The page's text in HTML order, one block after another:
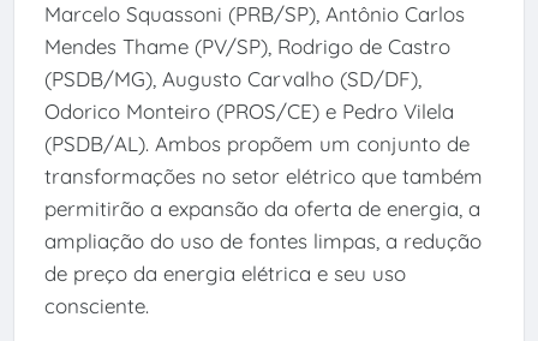
Marcelo Squassoni (PRB/SP), Antônio Carlos
Mendes Thame (PV/SP), Rodrigo de Castro
(PSDB/MG), Augusto Carvalho (SD/DF),
Odorico Monteiro (PROS/CE) e Pedro Vilela
(PSDB/AL). Ambos propõem um conjunto de
transformações no setor elétrico que também
permitirão a expansão da oferta de energia, a
ampliação do uso de fontes limpas, a redução
de preço da energia elétrica e seu uso
consciente.